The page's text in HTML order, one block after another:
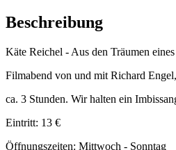
Beschreibung
Käte Reichel - Aus den Träumen
Filmabend von und mit Richard
ca. 3 Stunden. Wir halten ein
Eintritt: 13 €
Öffnungszeiten: Mittwoch - Sonntag